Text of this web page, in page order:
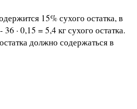
15% сухого остатка, в
· 0,15 = 5,4 кг сухого остатка.
должно содержаться в